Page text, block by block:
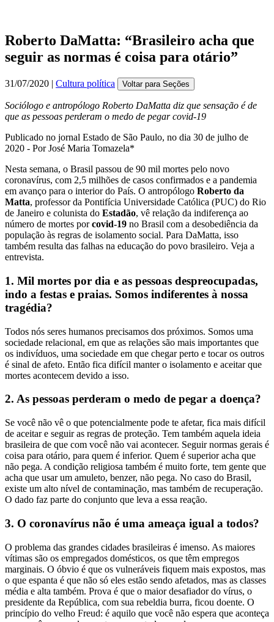
Roberto DaMatta: “Brasileiro acha que
seguir as normas é coisa para otário”
31/07/2020 | Cultura política Voltar para Seções
Sociólogo e antropólogo Roberto DaMatta diz que sensação é de
que as pessoas perderam o medo de pegar covid-19
Publicado no jornal Estado de São Paulo, no dia 30 de julho de
2020 - Por José Maria Tomazela*
Nesta semana, o Brasil passou de 90 mil mortes pelo novo
coronavírus, com 2,5 milhões de casos confirmados e a pandemia
em avanço para o interior do País. O antropólogo Roberto da
Matta, professor da Pontifícia Universidade Católica (PUC) do Rio
de Janeiro e colunista do Estadão, vê relação da indiferença ao
número de mortes porcovid-19 no Brasil com a desobediência da
população às regras de isolamento social. Para DaMatta, isso
também resulta das falhas na educação do povo brasileiro. Veja a
entrevista.
1. Mil mortes por dia e as pessoas despreocupadas,
indo a festas e praias. Somos indiferentes à nossa
tragédia?
Todos nós seres humanos precisamos dos próximos. Somos uma
sociedade relacional, em que as relações são mais importantes que
os indivíduos, uma sociedade em que chegar perto e tocar os outros
é sinal de afeto. Então fica difícil manter o isolamento e aceitar que
mortes acontecem devido a isso.
2. As pessoas perderam o medo de pegar a doença?
Se você não vê o que potencialmente pode te afetar, fica mais difícil
de aceitar e seguir as regras de proteção. Tem também aquela ideia
brasileira de que com você não vai acontecer. Seguir normas gerais é
coisa para otário, para quem é inferior. Quem é superior acha que
não pega. A condição religiosa também é muito forte, tem gente que
acha que usar um amuleto, benzer, não pega. No caso do Brasil,
existe um alto nível de contaminação, mas também de recuperação.
O dado faz parte do conjunto que leva a essa reação.
3. O coronavírus não é uma ameaça igual a todos?
O problema das grandes cidades brasileiras é imenso. As maiores
vítimas são os empregados domésticos, os que têm empregos
marginais. O óbvio é que os vulneráveis fiquem mais expostos, mas
o que espanta é que não só eles estão sendo afetados, mas as classes
média e alta também. Prova é que o maior desafiador do vírus, o
presidente da República, com sua rebeldia burra, ficou doente. O
princípio do velho Freud: é aquilo que você não espera que aconteça